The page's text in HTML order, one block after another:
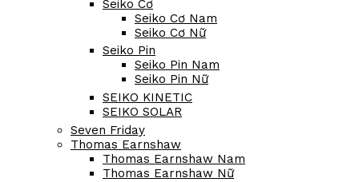
Orient Pin Nam
Orient Pin Nữ
Rado
Raymond Weil
Revue Thommen
Salvatore Ferragamo
Salvatore Ferragamo Nam
Salvatore Ferragamo Nữ
Seiko
Seiko Cơ
Seiko Cơ Nam